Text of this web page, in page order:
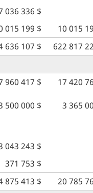
036 336 $
015 199 $
10 015
636 107 $
622 817
960 417 $
17 420
500 000 $ 3 365
043 243 $
371 753 $
875 413 $ 20 785